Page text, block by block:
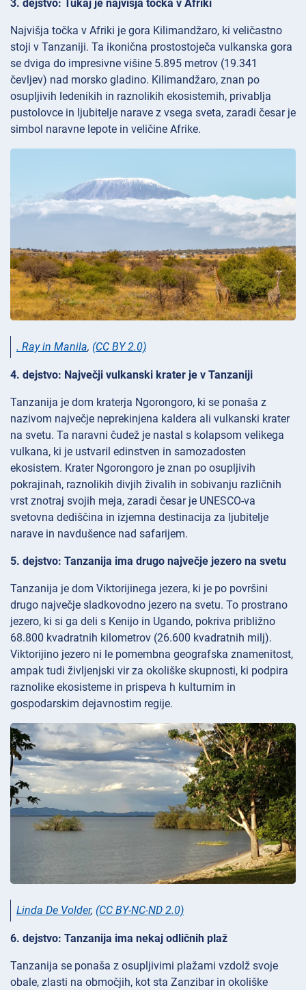
3. dejstvo: Tukaj je najvišja točka v Afriki
Najvišja točka v Afriki je gora Kilimandžaro, ki veličastno
stoji v Tanzaniji. Ta ikonična prostostoječa vulkanska gora
se dviga do impresivne višine 5.895 metrov (19.341
čevljev) nad morsko gladino. Kilimandžaro, znan po
osupljivih ledenikih in raznolikih ekosistemih, privablja
pustolovce in ljubitelje narave z vsega sveta, zaradi česar je
simbol naravne lepote in veličine Afrike.
. Ray in Manila, (CC BY 2.0)
4. dejstvo: Največji vulkanski krater je v Tanzaniji
Tanzanija je dom kraterja Ngorongoro, ki se ponaša z
nazivom največje neprekinjena kaldera ali vulkanski krater
na svetu. Ta naravni čudež je nastal s kolapsom velikega
vulkana, ki je ustvaril edinstven in samozadosten
ekosistem. Krater Ngorongoro je znan po osupljivih
pokrajinah, raznolikih divjih živalih in sobivanju različnih
vrst znotraj svojih meja, zaradi česar je UNESCO-va
svetovna dediščina in izjemna destinacija za ljubitelje
narave in navdušence nad safarijem.
5. dejstvo: Tanzanija ima drugo največje jezero na svetu
Tanzanija je dom Viktorijinega jezera, ki je po površini
drugo največje sladkovodno jezero na svetu. To prostrano
jezero, ki si ga deli s Kenijo in Ugando, pokriva približno
68.800 kvadratnih kilometrov (26.600 kvadratnih milj).
Viktorijino jezero ni le pomembna geografska znamenitost,
ampak tudi življenjski vir za okoliške skupnosti, ki podpira
raznolike ekosisteme in prispeva h kulturnim in
gospodarskim dejavnostim regije.
Linda De Volder, (CC BY-NC-ND 2.0)
6. dejstvo: Tanzanija ima nekaj odličnih plaž
Tanzanija se ponaša z osupljivimi plažami vzdolž svoje
obale, zlasti na območjih, kot sta Zanzibar in okoliške